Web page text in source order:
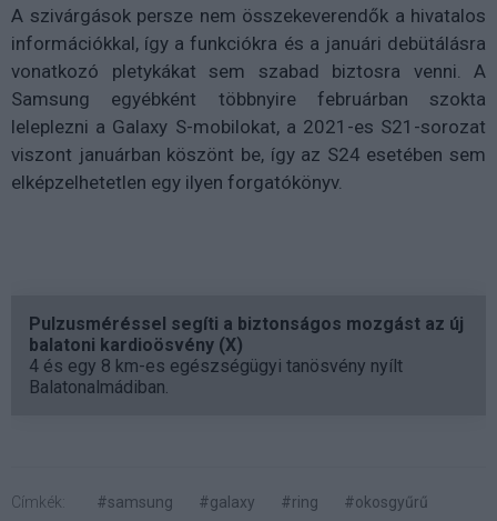
A szivárgások persze nem összekeverendők a hivatalos
információkkal, így a funkciókra és a januári debütálásra
vonatkozó pletykákat sem szabad biztosra venni. A
Samsung egyébként többnyire februárban szokta
leleplezni a Galaxy S-mobilokat, a 2021-es S21-sorozat
viszont januárban köszönt be, így az S24 esetében sem
elképzelhetetlen egy ilyen forgatókönyv.
Pulzusméréssel segíti a biztonságos mozgást az új
balatoni kardioösvény (X)
4 és egy 8 km-es egészségügyi tanösvény nyílt
Balatonalmádiban.
Címkék: #samsung #galaxy #ring
#okosgyűrű